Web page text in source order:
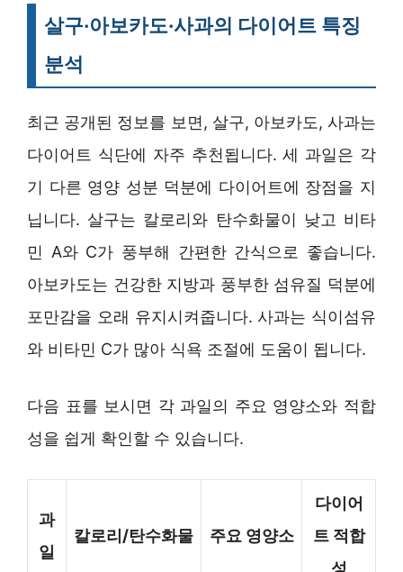
살구·아보카도·사과의 다이어트 특징
분석
최근 공개된 정보를 보면, 살구, 아보카도, 사과는
다이어트 식단에 자주 추천됩니다. 세 과일은 각
기 다른 영양 성분 덕분에 다이어트에 장점을 지
닙니다. 살구는 칼로리와 탄수화물이 낮고 비타
민 A와 C가 풍부해 간편한 간식으로 좋습니다.
아보카도는 건강한 지방과 풍부한 섬유질 덕분에
포만감을 오래 유지시켜줍니다. 사과는 식이섬유
와 비타민 C가 많아 식욕 조절에 도움이 됩니다.
다음 표를 보시면 각 과일의 주요 영양소와 적합
성을 쉽게 확인할 수 있습니다.
과
일
칼로리/탄수화물 주요 영양소
다이어
트 적합
성